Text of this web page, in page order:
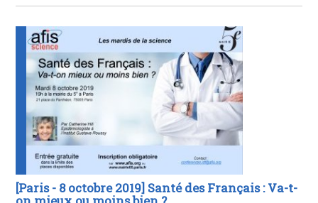
[Paris - 8 octobre 2019] Santé des Français : Va-t-